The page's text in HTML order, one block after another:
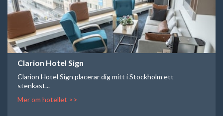
Clarion Hotel Sign
Clarion Hotel Sign placerar dig mitt i Stockholm ett
stenkast...
Mer om hotellet >>